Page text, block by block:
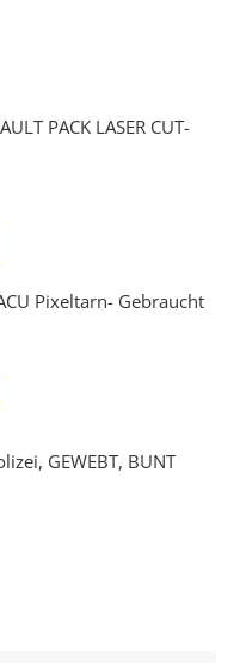
PACK LASER CUT-
Pixeltarn- Gebraucht
GEWEBT, BUNT